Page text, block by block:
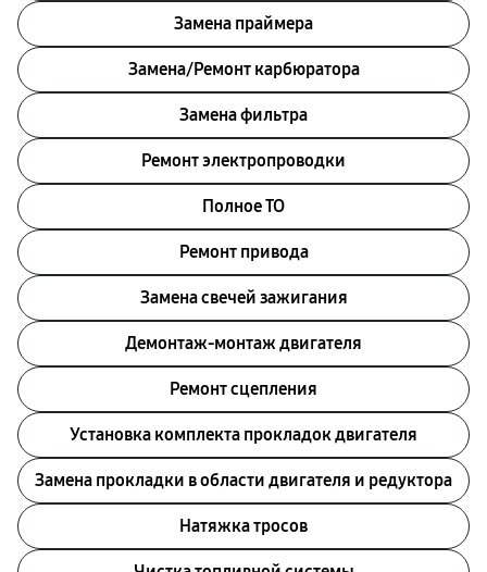
Замена праймера
Замена/Pемонт карбюратора
Замена фильтра
Ремонт электропроводки
Полное ТО
Ремонт привода
Замена свечей зажигания
Демонтаж-монтаж двигателя
Ремонт сцепления
Установка комплекта прокладок двигателя
Замена прокладки в области двигателя и редуктора
Натяжка тросов